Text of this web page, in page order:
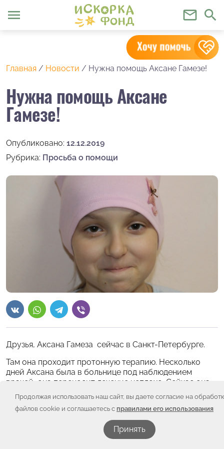
Продолжая использовать наш сайт, вы даете согласие на
файлов cookie и соглашаетесь с правилами его использования
Принять
menu mail_outline search
Главная / Новости / Нужна помощь Аксане Гамезе!
Нужна помощь Аксане
Гамезе!
Опубликовано: 12.12.2019
Рубрика: Просьба о помощи
Друзья, Аксана Гамеза сейчас в Санкт-Петербурге.
Там она проходит протонную терапию. Несколько
дней Аксана была в больнице под наблюдением
врачей, она переносит лечение неплохо. Сейчас она
проходит протонную терапию амбулаторно. Для
прохождения лечения Аксана с мамой сняли
квартиру. какое-то время платили самостоятельно,
сейчас обратились за помощью к нам.
Для оплаты квартиры рядом с протонным центром